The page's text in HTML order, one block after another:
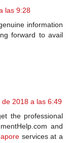
las 9:28
information
forward to avail
2018 a las 6:49
the professional
and
services at a